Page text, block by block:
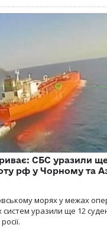
СБС уразили ще
рф у Чорному та
морях у межах
уразили ще 12